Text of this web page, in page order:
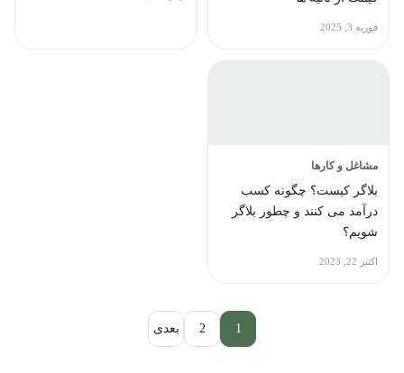
فوریه 3, 2025
مشاغل و کارها
بلاگر کیست؟ چگونه کسب
درآمد می کنند و چطور بلاگر
شویم؟
اکتبر 22, 2023
صفحه‌بندی نوشته‌ها1
2 بعدی